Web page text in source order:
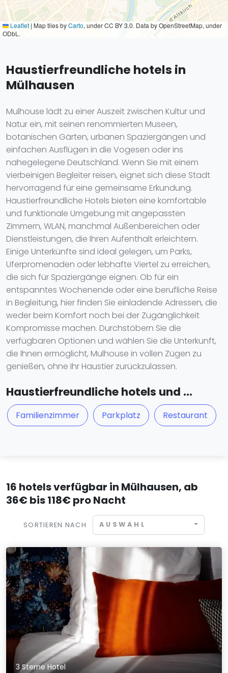
Leaflet | Map tiles byCarto, under CC BY 3.0. Data by OpenStreetMap, under
ODbL.
Haustierfreundliche hotels in
Mülhausen
Mulhouse lädt zu einer Auszeit zwischen Kultur und
Natur ein, mit seinen renommierten Museen,
botanischen Gärten, urbanen Spaziergängen und
einfachen Ausflügen in die Vogesen oder ins
nahegelegene Deutschland. Wenn Sie mit einem
vierbeinigen Begleiter reisen, eignet sich diese Stadt
hervorragend für eine gemeinsame Erkundung.
Haustierfreundliche Hotels bieten eine komfortable
und funktionale Umgebung mit angepassten
Zimmern, WLAN, manchmal Außenbereichen oder
Dienstleistungen, die Ihren Aufenthalt erleichtern.
Einige Unterkünfte sind ideal gelegen, um Parks,
Uferpromenaden oder lebhafte Viertel zu erreichen,
die sich für Spaziergänge eignen. Ob für ein
entspanntes Wochenende oder eine berufliche Reise
in Begleitung, hier finden Sie einladende Adressen, die
weder beim Komfort noch bei der Zugänglichkeit
Kompromisse machen. Durchstöbern Sie die
verfügbaren Optionen und wählen Sie die Unterkunft,
die Ihnen ermöglicht, Mulhouse in vollen Zügen zu
genießen, ohne Ihr Haustier zurückzulassen.
Haustierfreundliche hotels und ...
Familienzimmer Parkplatz Restaurant
16 hotels verfügbar in Mülhausen, ab
36€ bis 118€ pro Nacht
SORTIEREN NACH AUSWAHL
3 Sterne Hotel